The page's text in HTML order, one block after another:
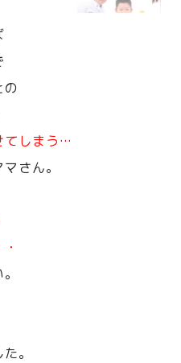
の
てしまう…
さん。
。